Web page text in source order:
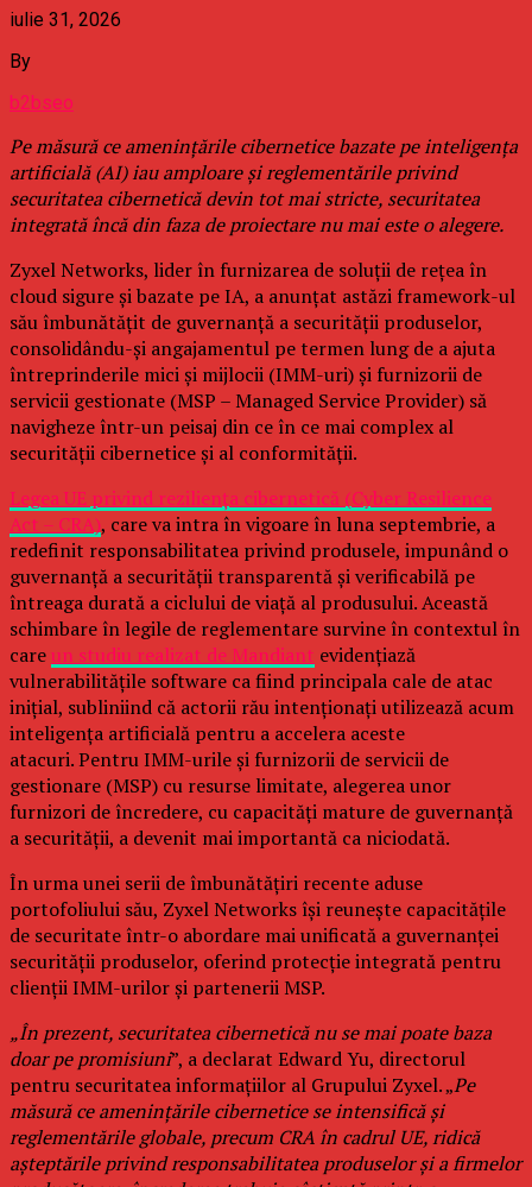
iulie 31, 2026
By
b2bseo
Pe măsură ce amenințările cibernetice bazate pe inteligența
artificială (AI) iau amploare și reglementările privind
securitatea cibernetică devin tot mai stricte, securitatea
integrată încă din faza de proiectare nu mai este o alegere.
Zyxel Networks, lider în furnizarea de soluții de rețea în
cloud sigure și bazate pe IA, a anunțat astăzi framework-ul
său îmbunătățit de guvernanță a securității produselor,
consolidându-și angajamentul pe termen lung de a ajuta
întreprinderile mici și mijlocii (IMM-uri) și furnizorii de
servicii gestionate (MSP – Managed Service Provider) să
navigheze într-un peisaj din ce în ce mai complex al
securității cibernetice și al conformității.
Legea UE privind reziliența cibernetică (Cyber Resilience
Act – CRA), care va intra în vigoare în luna septembrie, a
redefinit responsabilitatea privind produsele, impunând o
guvernanță a securității transparentă și verificabilă pe
întreaga durată a ciclului de viață al produsului. Această
schimbare în legile de reglementare survine în contextul în
careun studiu realizat de Mandiant evidențiază
vulnerabilitățile software ca fiind principala cale de atac
inițial, subliniind că actorii rău intenționați utilizează acum
inteligența artificială pentru a accelera aceste
atacuri. Pentru IMM-urile și furnizorii de servicii de
gestionare (MSP) cu resurse limitate, alegerea unor
furnizori de încredere, cu capacități mature de guvernanță
a securității, a devenit mai importantă ca niciodată.
În urma unei serii de îmbunătățiri recente aduse
portofoliului său, Zyxel Networks își reunește capacitățile
de securitate într-o abordare mai unificată a guvernanței
securității produselor, oferind protecție integrată pentru
clienții IMM-urilor și partenerii MSP.
„În prezent, securitatea cibernetică nu se mai poate baza
doar pe promisiuni”, a declarat Edward Yu, directorul
pentru securitatea informațiilor al Grupului Zyxel. „Pe
măsură ce amenințările cibernetice se intensifică și
reglementările globale, precum CRA în cadrul UE, ridică
așteptările privind responsabilitatea produselor și a firmelor